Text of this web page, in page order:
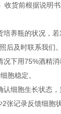
收货前根据说明
培养瓶的状况，
后及时联系我们。
况下用75%酒精
胞稳定。
认细胞生长状态
张记录反馈细胞